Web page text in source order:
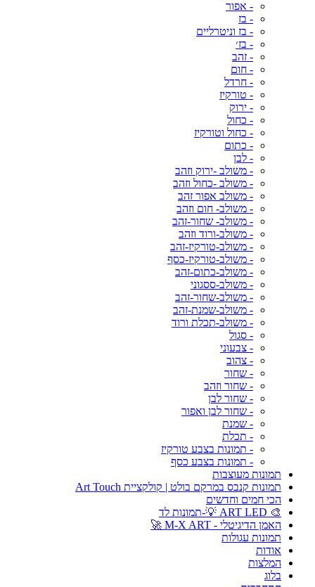
- אפור
- בז
- בז וניטרליים
- בז׳
- זהב
- חום
- חרדל
- טורקיז
- ירוק
- כחול
- כחול וטורקיז
- כתום
- לבן
- משולב -ירוק וזהב
- משולב -כחול וזהב
- משולב אפור זהב
- משולב- חום וזהב
- משולב- שחור-זהב
- משולב-ורוד וזהב
- משולב-טורקיז-זהב
- משולב-טורקיז-כסף
- משולב-כתום-זהב
- משולב-ססגוני
- משולב-שחור-זהב
- משולב-שמנת-זהב
- משולב-תכלת ורוד
- סגול
- צבעוני
- צהוב
- שחור
- שחור וזהב
- שחור לבן
- שחור לבן ואפור
- שמנת
- תכלת
- תמונות בצבע טורקיז
- תמונות בצבע כסף
תמונות מעוצבות
תמונות קנבס במרקם בולט | קולקציית Art Touch
הכי חמים וחדשים
🎨 ART LED 💡-תמונות לד
האמן הדיגיטלי - M-X ART 🚀
תמונות עגולות
אודות
המלצות
בלוג